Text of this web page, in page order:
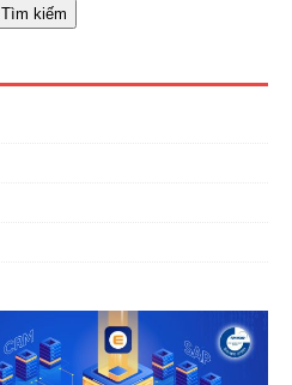
Tìm kiếm